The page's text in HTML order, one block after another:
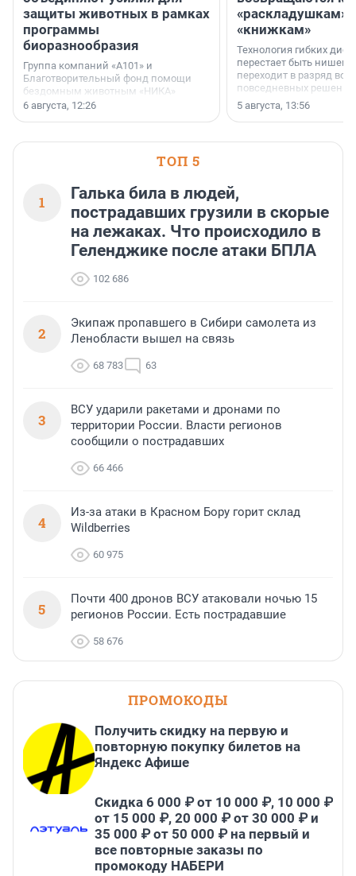
защиты животных в рамках
программы
биоразнообразия
Группа компаний «А101» и
Благотворительный фонд помощи
бездомным животным «НИКА»
заключили соглашение о
6 августа, 12:26
«раскладушкам»
«книжкам»
Технология гибких
перестает быть
переходит в разряд
повседневных
5 августа, 13:56
ТОП 5
1
Галька била в людей,
пострадавших грузили в скорые
на лежаках. Что происходило в
Геленджике после атаки БПЛА
102 686
2
Экипаж пропавшего в Сибири самолета из
Ленобласти вышел на связь
68 783 63
3
ВСУ ударили ракетами и дронами по
территории России. Власти регионов
сообщили о пострадавших
66 466
4
Из-за атаки в Красном Бору горит склад
Wildberries
60 975
5
Почти 400 дронов ВСУ атаковали ночью 15
регионов России. Есть пострадавшие
58 676
ПРОМОКОДЫ
Получить скидку на первую и
повторную покупку билетов на
Яндекс Афише
Скидка 6 000 ₽ от 10 000 ₽, 10 000 ₽
от 15 000 ₽, 20 000 ₽ от 30 000 ₽ и
35 000 ₽ от 50 000 ₽ на первый и
все повторные заказы по
промокоду НАБЕРИ